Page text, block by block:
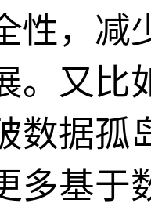
性，减
。又比
数据孤
多基于